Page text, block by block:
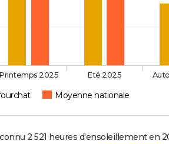
Moyenne nationale
Printemps 2025 Eté 2025
2 521 heures d'ensoleillement en